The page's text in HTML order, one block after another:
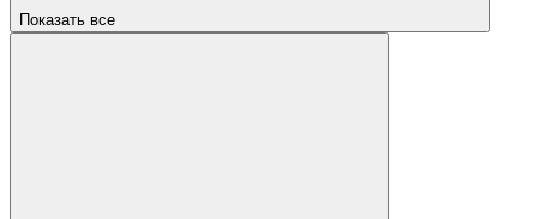
Показать все